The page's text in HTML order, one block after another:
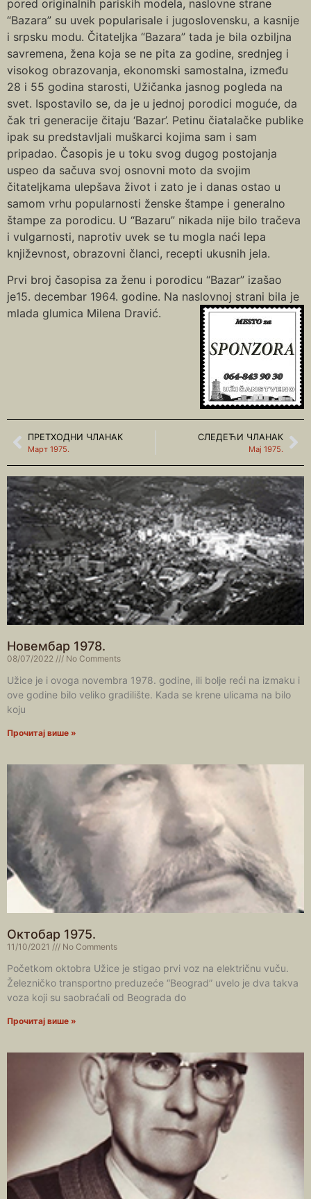
pored originalnih pariskih modela, naslovne strane
“Bazara” su uvek popularisale i jugoslovensku, a kasnije
i srpsku modu. Čitateljka “Bazara” tada je bila ozbiljna
savremena, žena koja se ne pita za godine, srednjeg i
visokog obrazovanja, ekonomski samostalna, između
28 i 55 godina starosti, Užičanka jasnog pogleda na
svet. Ispostavilo se, da je u jednoj porodici moguće, da
čak tri generacije čitaju ‘Bazar’. Petinu čiatalačke publike
ipak su predstavljali muškarci kojima sam i sam
pripadao. Časopis je u toku svog dugog postojanja
uspeo da sačuva svoj osnovni moto da svojim
čitateljkama ulepšava život i zato je i danas ostao u
samom vrhu popularnosti ženske štampe i generalno
štampe za porodicu. U “Bazaru” nikada nije bilo tračeva
i vulgarnosti, naprotiv uvek se tu mogla naći lepa
književnost, obrazovni članci, recepti ukusnih jela.
Prvi broj časopisa za ženu i porodicu “Bazar” izašao
je15. decembar 1964. godine. Na naslovnoj strani bila je
mlada glumica Milena Dravić.
ПРЕТХОДНИ ЧЛАНАК
Март 1975.
СЛЕДЕЋИ ЧЛАНАК
Мај 1975.
Новембар 1978.
08/07/2022 No Comments
Užice je i ovoga novembra 1978. godine, ili bolje reći na izmaku i
ove godine bilo veliko gradilište. Kada se krene ulicama na bilo
koju
Прочитај више »
Октобар 1975.
11/10/2021 No Comments
Početkom oktobra Užice je stigao prvi voz na električnu vuču.
Železničko transportno preduzeće “Beograd” uvelo je dva takva
voza koji su saobraćali od Beograda do
Прочитај више »